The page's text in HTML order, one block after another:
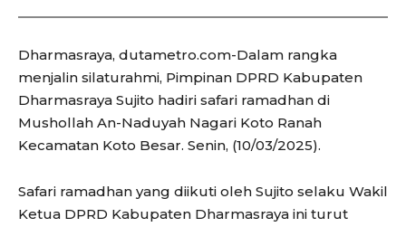
Dharmasraya, dutametro.com-Dalam rangka
menjalin silaturahmi, Pimpinan DPRD Kabupaten
Dharmasraya Sujito hadiri safari ramadhan di
Mushollah An-Naduyah Nagari Koto Ranah
Kecamatan Koto Besar. Senin, (10/03/2025).
Safari ramadhan yang diikuti oleh Sujito selaku Wakil
Ketua DPRD Kabupaten Dharmasraya ini turut